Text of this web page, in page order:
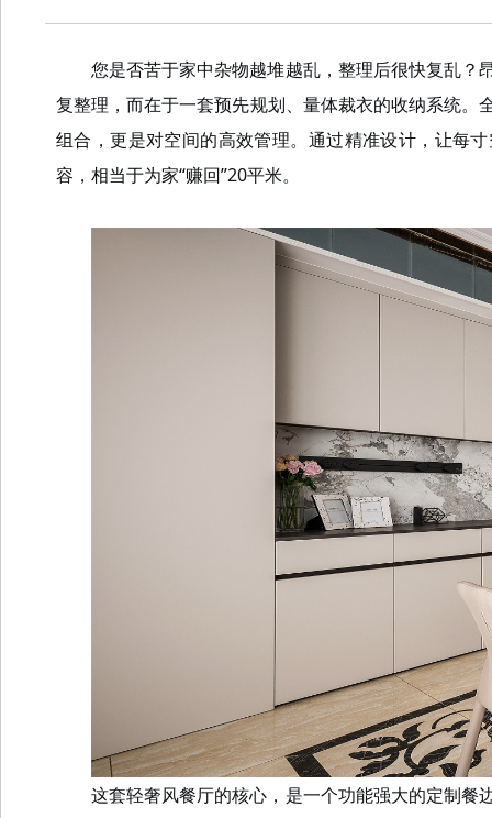
您是否苦于家中杂物越堆越乱，整理后很快复乱
复整理，而在于一套预先规划、量体裁衣的收纳系统。
组合，更是对空间的高效管理。通过精准设计，让每
容，相当于为家“赚回”20平米。
这套轻奢风餐厅的核心，是一个功能强大的定制餐